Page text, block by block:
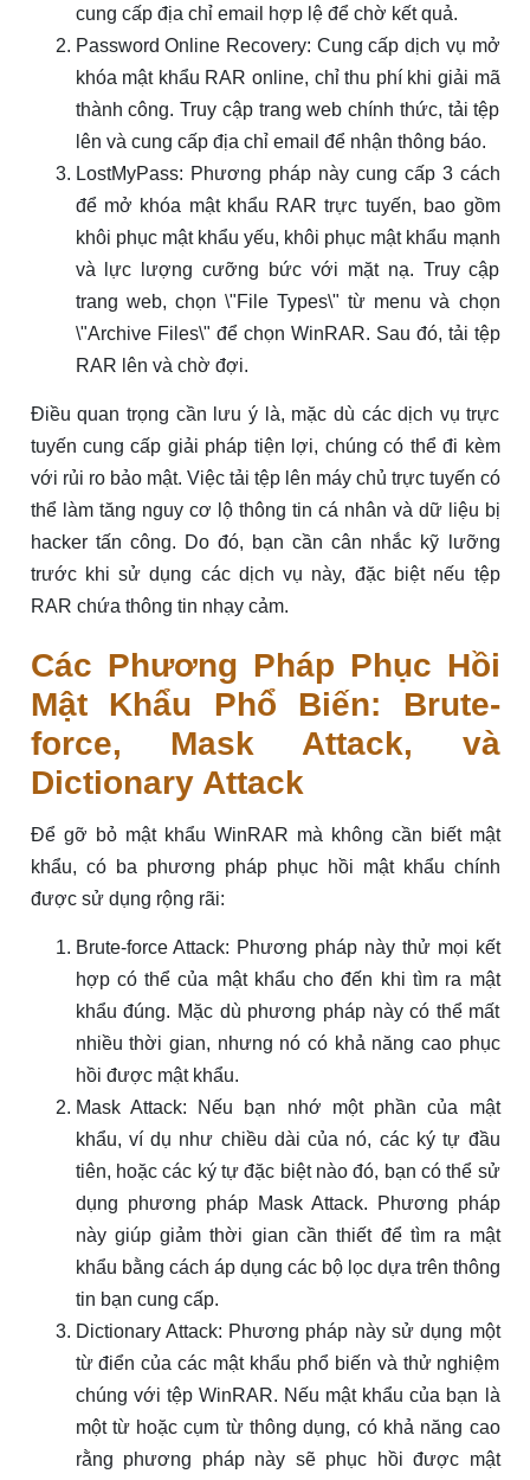
cung cấp địa chỉ email hợp lệ để chờ kết quả.
Password Online Recovery: Cung cấp dịch vụ mở
khóa mật khẩu RAR online, chỉ thu phí khi giải mã
thành công. Truy cập trang web chính thức, tải tệp
lên và cung cấp địa chỉ email để nhận thông báo.
LostMyPass: Phương pháp này cung cấp 3 cách
để mở khóa mật khẩu RAR trực tuyến, bao gồm
khôi phục mật khẩu yếu, khôi phục mật khẩu mạnh
và lực lượng cưỡng bức với mặt nạ. Truy cập
trang web, chọn \"File Types\" từ menu và chọn
\"Archive Files\" để chọn WinRAR. Sau đó, tải tệp
RAR lên và chờ đợi.
Điều quan trọng cần lưu ý là, mặc dù các dịch vụ trực
tuyến cung cấp giải pháp tiện lợi, chúng có thể đi kèm
với rủi ro bảo mật. Việc tải tệp lên máy chủ trực tuyến có
thể làm tăng nguy cơ lộ thông tin cá nhân và dữ liệu bị
hacker tấn công. Do đó, bạn cần cân nhắc kỹ lưỡng
trước khi sử dụng các dịch vụ này, đặc biệt nếu tệp
RAR chứa thông tin nhạy cảm.
Các Phương Pháp Phục Hồi
Mật Khẩu Phổ Biến: Brute-
force, Mask Attack, và
Dictionary Attack
Để gỡ bỏ mật khẩu WinRAR mà không cần biết mật
khẩu, có ba phương pháp phục hồi mật khẩu chính
được sử dụng rộng rãi:
Brute-force Attack: Phương pháp này thử mọi kết
hợp có thể của mật khẩu cho đến khi tìm ra mật
khẩu đúng. Mặc dù phương pháp này có thể mất
nhiều thời gian, nhưng nó có khả năng cao phục
hồi được mật khẩu.
Mask Attack: Nếu bạn nhớ một phần của mật
khẩu, ví dụ như chiều dài của nó, các ký tự đầu
tiên, hoặc các ký tự đặc biệt nào đó, bạn có thể sử
dụng phương pháp Mask Attack. Phương pháp
này giúp giảm thời gian cần thiết để tìm ra mật
khẩu bằng cách áp dụng các bộ lọc dựa trên thông
tin bạn cung cấp.
Dictionary Attack: Phương pháp này sử dụng một
từ điển của các mật khẩu phổ biến và thử nghiệm
chúng với tệp WinRAR. Nếu mật khẩu của bạn là
một từ hoặc cụm từ thông dụng, có khả năng cao
rằng phương pháp này sẽ phục hồi được mật